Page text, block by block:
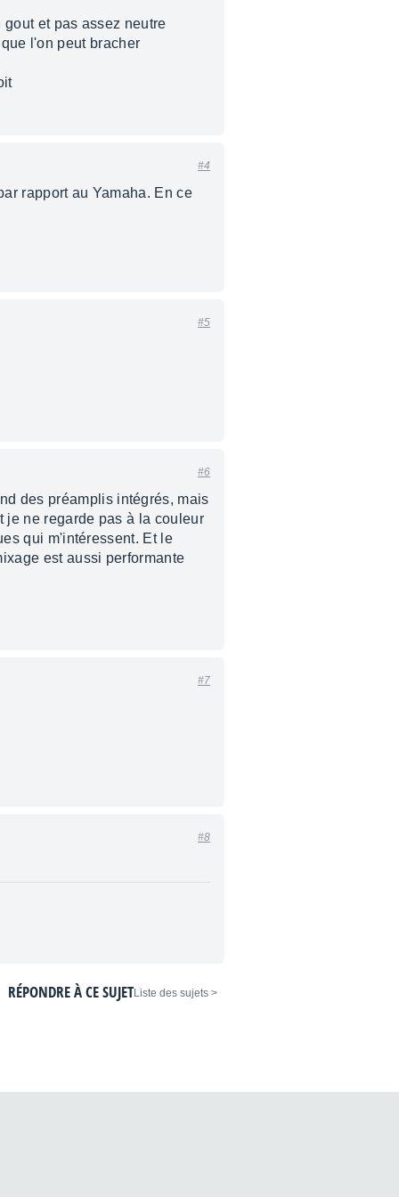
et pas assez neutre
l'on peut bracher
#4
rapport au Yamaha. En ce
#5
#6
des préamplis intégrés, mais
je ne regarde pas à la couleur
qui m'intéressent. Et le
est aussi performante
#7
#8
< Liste des sujets
RÉPONDRE À CE SUJET